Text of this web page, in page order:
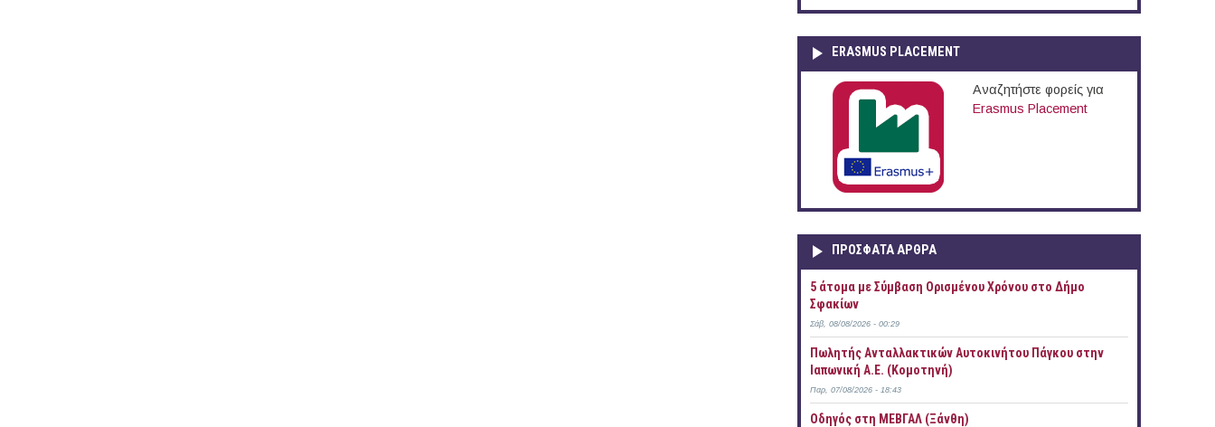
ERASMUS PLACEMENT
Αναζητήστε φορείς για
Erasmus Placement
ΠΡOΣΦΑΤΑ AΡΘΡΑ
5 άτομα με Σύμβαση Ορισμένου Χρόνου στο Δήμο
Σφακίων
Σάβ, 08/08/2026 - 00:29
Πωλητής Ανταλλακτικών Αυτοκινήτου Πάγκου στην
Ιαπωνική Α.Ε. (Κομοτηνή)
Παρ, 07/08/2026 - 18:43
Οδηγός στη ΜΕΒΓΑΛ (Ξάνθη)